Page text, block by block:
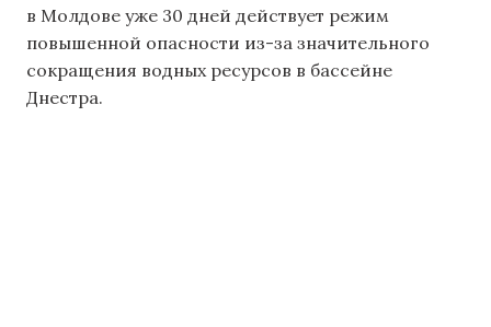
в Молдове уже 30 дней действует режим
повышенной опасности из-за значительного
сокращения водных ресурсов в бассейне
Днестра.